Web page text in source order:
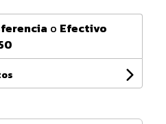
o Efectivo